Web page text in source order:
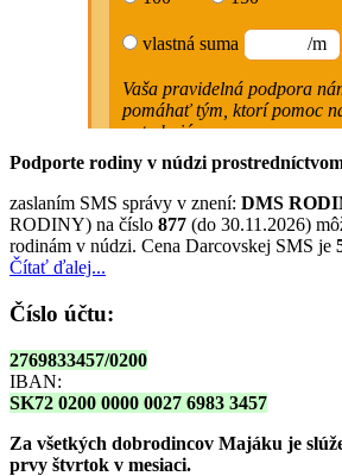
Podporte rodiny v núdzi
zaslaním SMS správy v znení: DMS
RODINY) na číslo 877 (do 30.11.2026)
rodinám v núdzi. Cena Darcovskej SMS je
Čítať ďalej...
Číslo účtu:
2769833457/0200
IBAN:
SK72 0200 0000 0027 6983 3457
Za všetkých dobrodincov Majáku je
prvy štvrtok v mesiaci.